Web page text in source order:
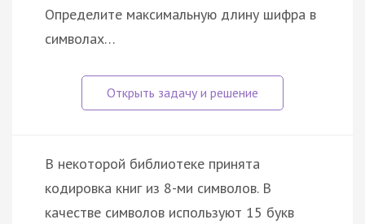
Определите максимальную длину шифра в
символах…
В некоторой библиотеке принята
кодировка книг из 8-ми символов. В
качестве символов используют 15 букв